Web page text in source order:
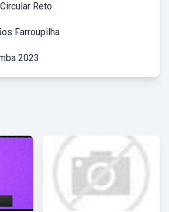
Reto
Farroupilha
2023